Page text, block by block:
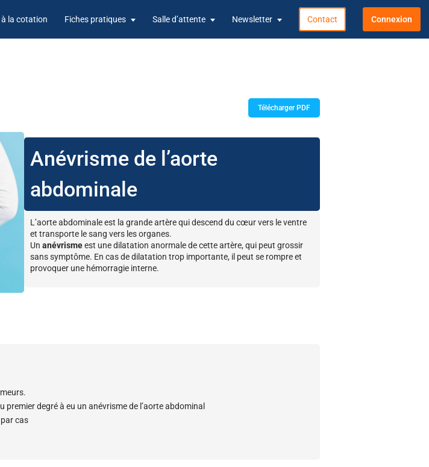
à la cotation Fiches pratiques Salle d’attente Newsletter Contact Connexion
Télécharger PDF
Anévrisme de l’aorte
abdominale
L’aorte abdominale est la grande artère qui descend du cœur vers le ventre
et transporte le sang vers les organes.
Un anévrismeest une dilatation anormale de cette artère, qui peut grossir
sans symptôme. En cas de dilatation trop importante, il peut se rompre et
provoquer une hémorragie interne.
degré à eu un anévrisme de l’aorte abdominal
cas